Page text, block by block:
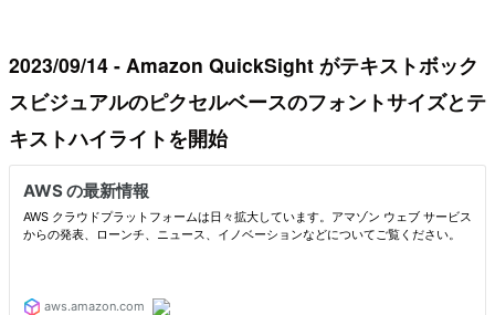
2023/09/14 - Amazon QuickSight がテキストボック
スビジュアルのピクセルベースのフォントサイズとテ
キストハイライトを開始